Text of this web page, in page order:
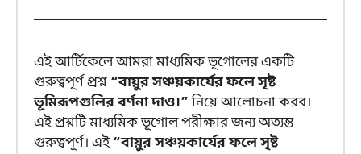
এই আর্টিকেলে আমরা মাধ্যমিক ভূগোলের একটি
গুরুত্বপূর্ণ প্রশ্ন “বায়ুর সঞ্চয়কার্যের ফলে সৃষ্ট
ভূমিরূপগুলির বর্ণনা দাও।”নিয়ে আলোচনা করব।
এই প্রশ্নটি মাধ্যমিক ভূগোল পরীক্ষার জন্য অত্যন্ত
গুরুত্বপূর্ণ। এই“বায়ুর সঞ্চয়কার্যের ফলে সৃষ্ট